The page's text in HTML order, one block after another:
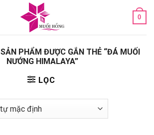
0
SẢN PHẨM ĐƯỢC GẮN THẺ “ĐÁ MUỐI
NƯỚNG HIMALAYA”
LỌC